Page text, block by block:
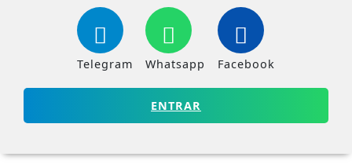
Telegram Whatsapp Facebook
ENTRAR